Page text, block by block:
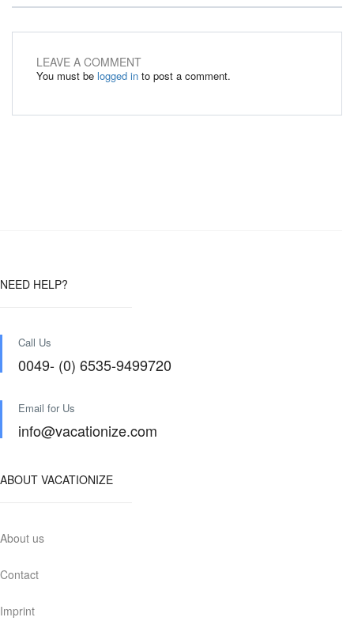
LEAVE A COMMENT
You must be logged in to post a comment.
NEED HELP?
Call Us
0049- (0) 6535-9499720
Email for Us
info@vacationize.com
ABOUT VACATIONIZE
About us
Contact
Imprint